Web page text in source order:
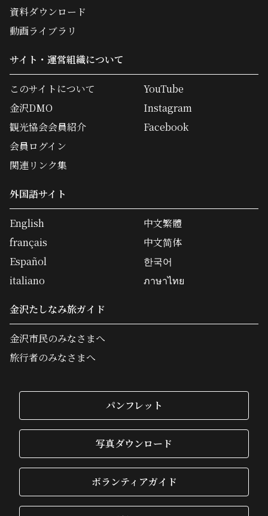
資料ダウンロード
動画ライブラリ
サイト・運営組織について
このサイトについて
金沢DMO
観光協会会員紹介
会員ログイン
関連リンク集
YouTube
Instagram
Facebook
外国語サイト
English
français
Español
italiano
中文繁體
中文简体
한국어
ภาษาไทย
金沢たしなみ旅ガイド
金沢市民のみなさまへ
旅行者のみなさまへ
パンフレット
写真ダウンロード
ボランティアガイド